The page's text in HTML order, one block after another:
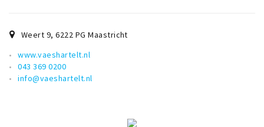
Weert 9,6222 PG Maastricht
www.vaeshartelt.nl
043 369 0200
info@vaeshartelt.nl